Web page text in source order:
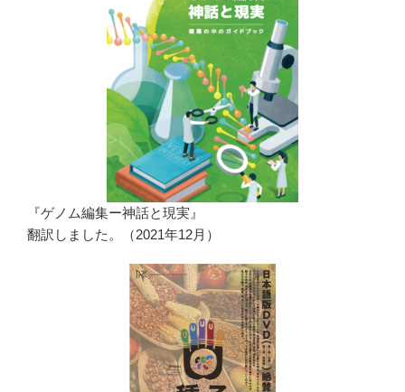
『ゲノム編集ー神話と現実』
翻訳しました。（2021年12月）